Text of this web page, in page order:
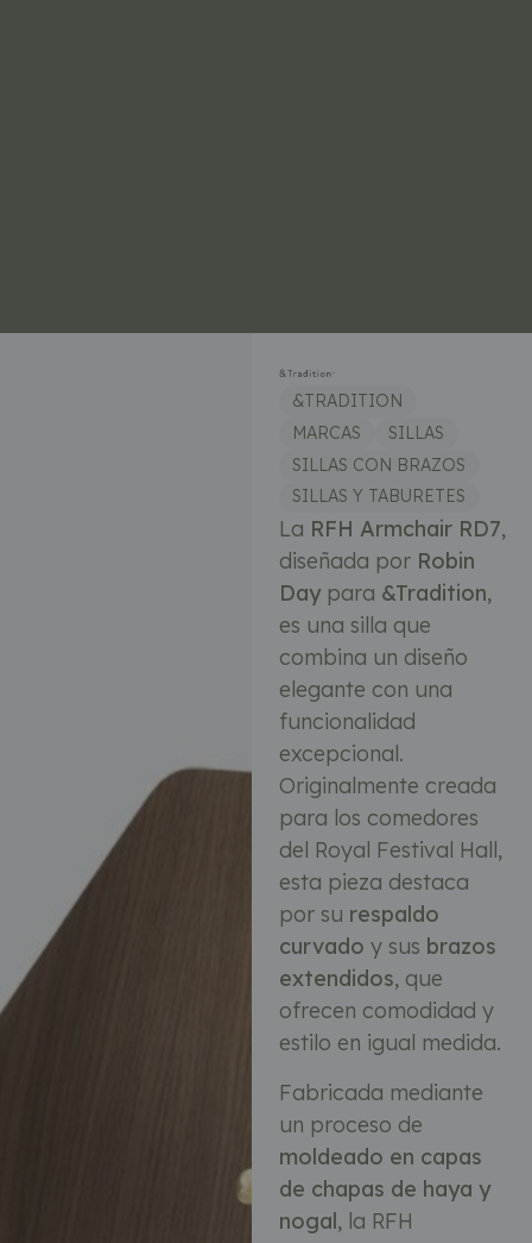
&TRADITION
MARCAS
SILLAS
SILLAS CON BRAZOS
SILLAS Y TABURETES
La RFH Armchair RD7,
diseñada por Robin
Daypara &Tradition,
es una silla que
combina un diseño
elegante con una
funcionalidad
excepcional.
Originalmente creada
para los comedores
del Royal Festival Hall,
esta pieza destaca
por su respaldo
curvado y sus brazos
extendidos, que
ofrecen comodidad y
estilo en igual medida.
Fabricada mediante
un proceso de
moldeado en capas
de chapas de haya y
nogal, la RFH